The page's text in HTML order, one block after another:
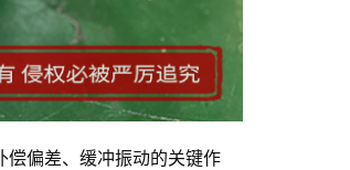
偿偏差、缓冲振动的关键作